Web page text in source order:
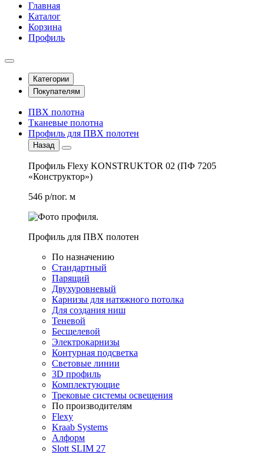
Главная
Каталог
Корзина
Профиль
Категории
Покупателям
ПВХ полотна
Тканевые полотна
Профиль для ПВХ полотен
Назад
Профиль Flexy KONSTRUKTOR 02 (ПФ 7205
«Конструктор»)
546 р/пог. м
Профиль для ПВХ полотен
По назначению
Стандартный
Парящий
Двухуровневый
Карнизы для натяжного потолка
Для создания ниш
Теневой
Бесщелевой
Электрокарнизы
Контурная подсветка
Световые линии
3D профиль
Комплектующие
Трековые системы освещения
По производителям
Flexy
Kraab Systems
Алформ
Slott SLIM 27